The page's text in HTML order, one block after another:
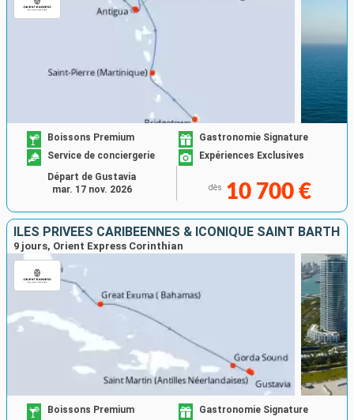
Boissons Premium
Gastronomie Signature
Service de conciergerie
Expériences Exclusives
dès 10 700 €
Départ de Gustavia
mar. 17 nov. 2026
ÎLES PRIVÉES CARIBÉENNES & ICONIQUE SAINT BARTH
9 jours, Orient Express Corinthian
Boissons Premium
Gastronomie Signature